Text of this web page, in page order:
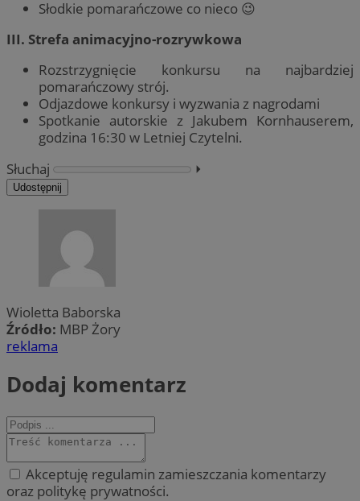
Słodkie pomarańczowe co nieco 😉
III. Strefa animacyjno-rozrywkowa
Rozstrzygnięcie konkursu na najbardziej
pomarańczowy strój.
Odjazdowe konkursy i wyzwania z nagrodami
Spotkanie autorskie z Jakubem Kornhauserem,
godzina 16:30 w Letniej Czytelni.
Słuchaj
⏵︎
Udostępnij
Wioletta Baborska
Źródło: MBP Żory
reklama
Dodaj komentarz
Akceptuję regulamin zamieszczania komentarzy
oraz politykę prywatności.